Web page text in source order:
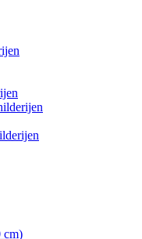
cm)